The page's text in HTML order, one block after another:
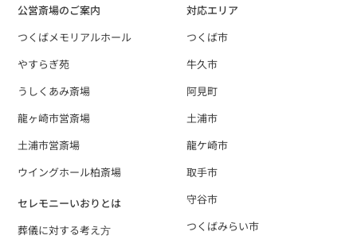
公営斎場のご案内
つくばメモリアルホール
やすらぎ苑
うしくあみ斎場
龍ヶ崎市営斎場
土浦市営斎場
ウイングホール柏斎場
対応エリア
つくば市
牛久市
阿見町
土浦市
龍ケ崎市
取手市
守谷市
つくばみらい市
セレモニーいおりとは
葬儀に対する考え⽅